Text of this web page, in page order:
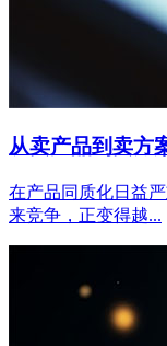
从卖产品到卖方
在产品同质化日益
来竞争，正变得越...